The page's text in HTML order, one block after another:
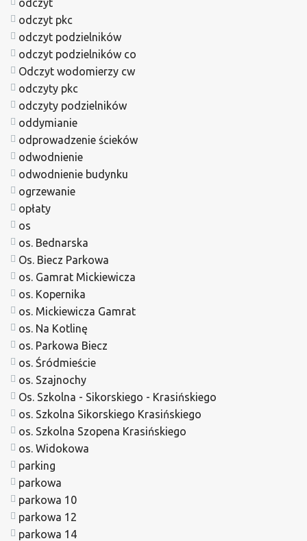
odczyt
odczyt pkc
odczyt podzielników
odczyt podzielników co
Odczyt wodomierzy cw
odczyty pkc
odczyty podzielników
oddymianie
odprowadzenie ścieków
odwodnienie
odwodnienie budynku
ogrzewanie
opłaty
os
os. Bednarska
Os. Biecz Parkowa
os. Gamrat Mickiewicza
os. Kopernika
os. Mickiewicza Gamrat
os. Na Kotlinę
os. Parkowa Biecz
os. Śródmieście
os. Szajnochy
Os. Szkolna - Sikorskiego - Krasińskiego
os. Szkolna Sikorskiego Krasińskiego
os. Szkolna Szopena Krasińskiego
os. Widokowa
parking
parkowa
parkowa 10
parkowa 12
parkowa 14